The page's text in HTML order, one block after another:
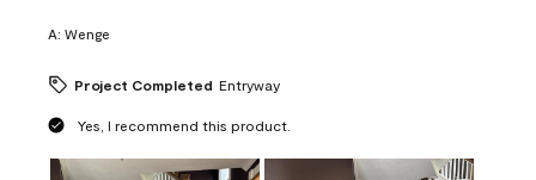
A: Wenge
Project Completed Entryway
Yes, I recommend this product.